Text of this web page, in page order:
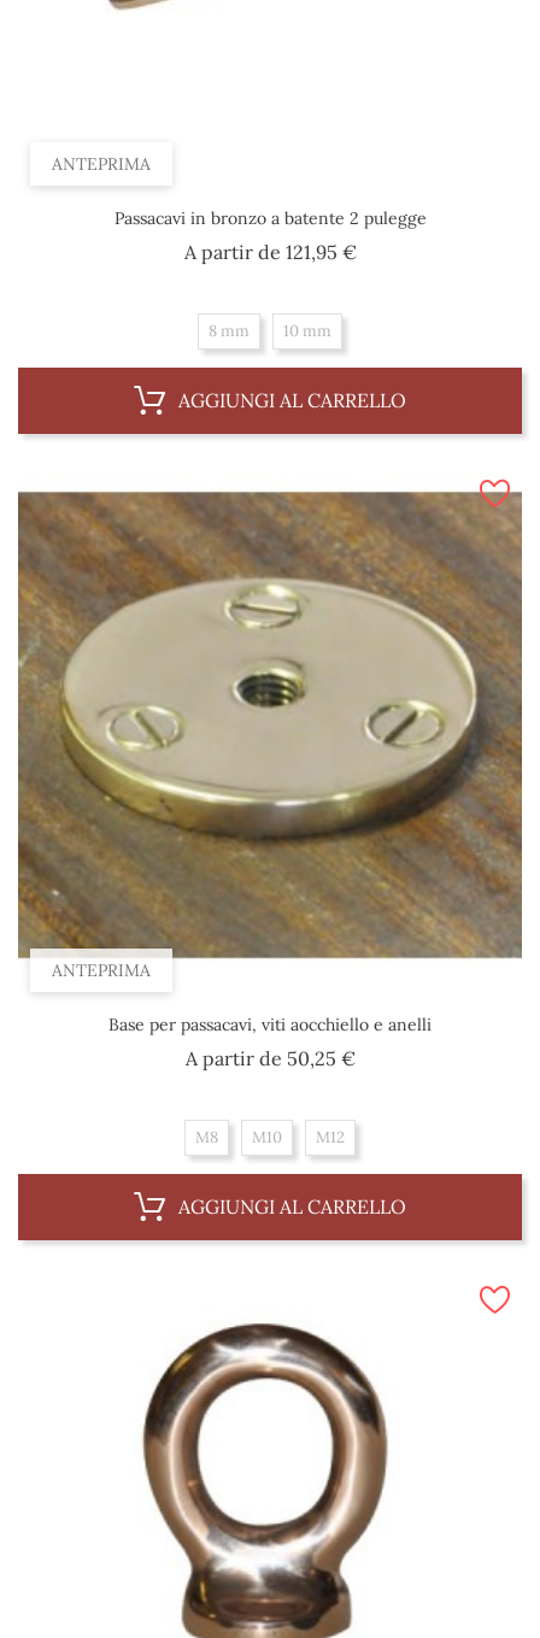
ANTEPRIMA
Passacavi in bronzo a batente 2 pulegge
A partir de 121,95 €Prezzo
8 mm 10 mm
AGGIUNGI AL CARRELLO
ANTEPRIMA
Base per passacavi, viti aocchiello e anelli
A partir de 50,25 €Prezzo
M8 M10 M12
AGGIUNGI AL CARRELLO